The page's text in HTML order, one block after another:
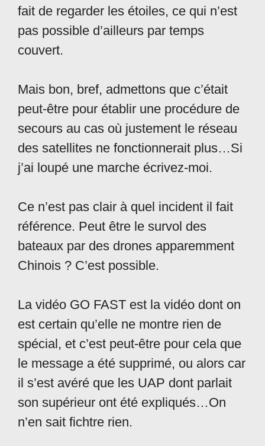
fait de regarder les étoiles, ce qui n’est
pas possible d’ailleurs par temps
couvert.
Mais bon, bref, admettons que c’était
peut-être pour établir une procédure de
secours au cas où justement le réseau
des satellites ne fonctionnerait plus…Si
j’ai loupé une marche écrivez-moi.
Ce n’est pas clair à quel incident il fait
référence. Peut être le survol des
bateaux par des drones apparemment
Chinois ? C’est possible.
La vidéo GO FAST est la vidéo dont on
est certain qu’elle ne montre rien de
spécial, et c’est peut-être pour cela que
le message a été supprimé, ou alors car
il s’est avéré que les UAP dont parlait
son supérieur ont été expliqués…On
n’en sait fichtre rien.